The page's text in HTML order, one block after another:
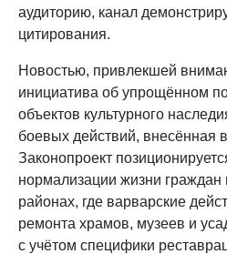
аудиторию, канал
цитирования.
Новостью, привлекшей
инициатива об упрощённом
объектов культурного
боевых действий, внесённая
Законопроект
нормализации жизни граждан
районах, где варварские
ремонта храмов, музеев и
с учётом специфики